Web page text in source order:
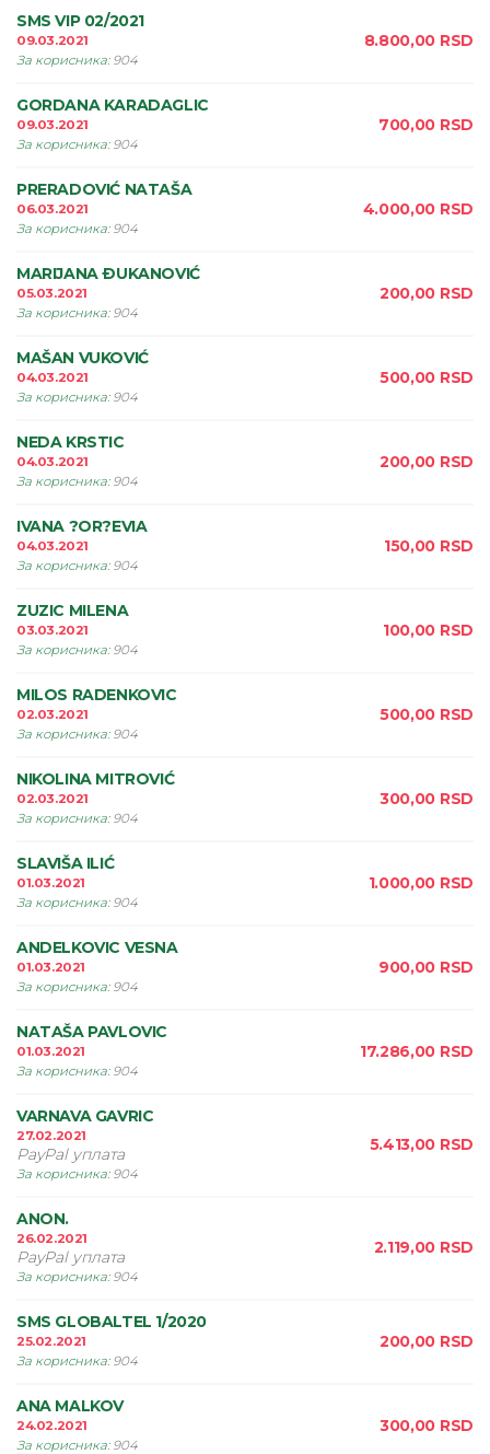
SMS VIP 02/2021
09.03.2021
За корисника: 904
8.800,00 RSD
GORDANA KARADAGLIC
09.03.2021
За корисника: 904
700,00 RSD
PRERADOVIĆ NATAŠA
06.03.2021
За корисника: 904
4.000,00 RSD
MARIJANA ÐUKANOVIĆ
05.03.2021
За корисника: 904
200,00 RSD
MAŠAN VUKOVIĆ
04.03.2021
За корисника: 904
500,00 RSD
NEDA KRSTIC
04.03.2021
За корисника: 904
200,00 RSD
IVANA ?OR?EVIA
04.03.2021
За корисника: 904
150,00 RSD
ZUZIC MILENA
03.03.2021
За корисника: 904
100,00 RSD
MILOS RADENKOVIC
02.03.2021
За корисника: 904
500,00 RSD
NIKOLINA MITROVIĆ
02.03.2021
За корисника: 904
300,00 RSD
SLAVIŠA ILIĆ
01.03.2021
За корисника: 904
1.000,00 RSD
ANDELKOVIC VESNA
01.03.2021
За корисника: 904
900,00 RSD
NATAŠA PAVLOVIC
01.03.2021
За корисника: 904
17.286,00 RSD
VARNAVA GAVRIC
27.02.2021
PayPal уплата
За корисника: 904
5.413,00 RSD
ANON.
26.02.2021
PayPal уплата
За корисника: 904
2.119,00 RSD
SMS GLOBALTEL 1/2020
25.02.2021
За корисника: 904
200,00 RSD
ANA MALKOV
24.02.2021
За корисника: 904
300,00 RSD